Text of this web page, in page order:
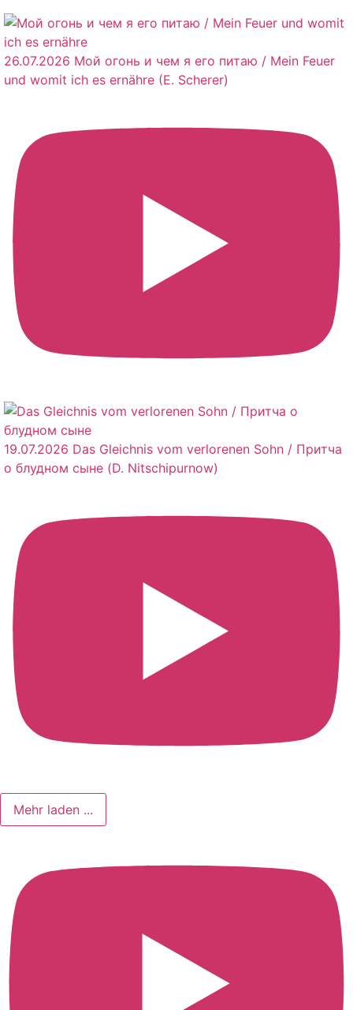
26.07.2026 Мой огонь и чем я его питаю / Mein Feuer
und womit ich es ernähre (E. Scherer)
19.07.2026 Das Gleichnis vom verlorenen Sohn / Притча
о блудном сыне (D. Nitschipurnow)
Mehr laden ...